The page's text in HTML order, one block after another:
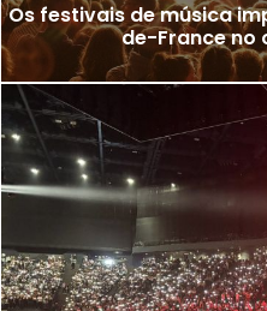
Os festivais de música
de-France no